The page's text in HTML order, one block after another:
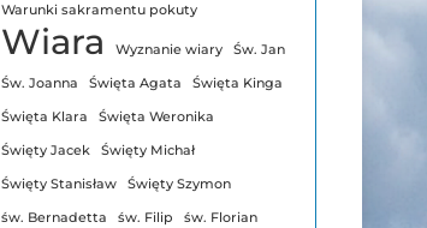
Warunki sakramentu pokuty
Wiara Wyznanie wiary Św. Jan
Św. Joanna Święta Agata Święta Kinga
Święta Klara Święta Weronika
Święty Jacek Święty Michał
Święty Stanisław Święty Szymon
św. Bernadetta św. Filip św. Florian